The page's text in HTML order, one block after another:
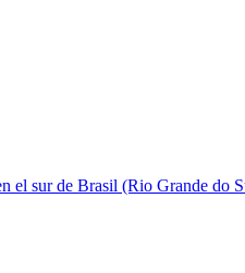
el sur de Brasil (Rio Grande do